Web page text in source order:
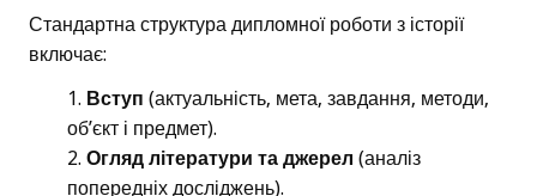
Стандартна структура дипломної роботи з історії
включає:
Вступ (актуальність, мета, завдання, методи,
об’єкт і предмет).
Огляд літератури та джерел (аналіз
попередніх досліджень).